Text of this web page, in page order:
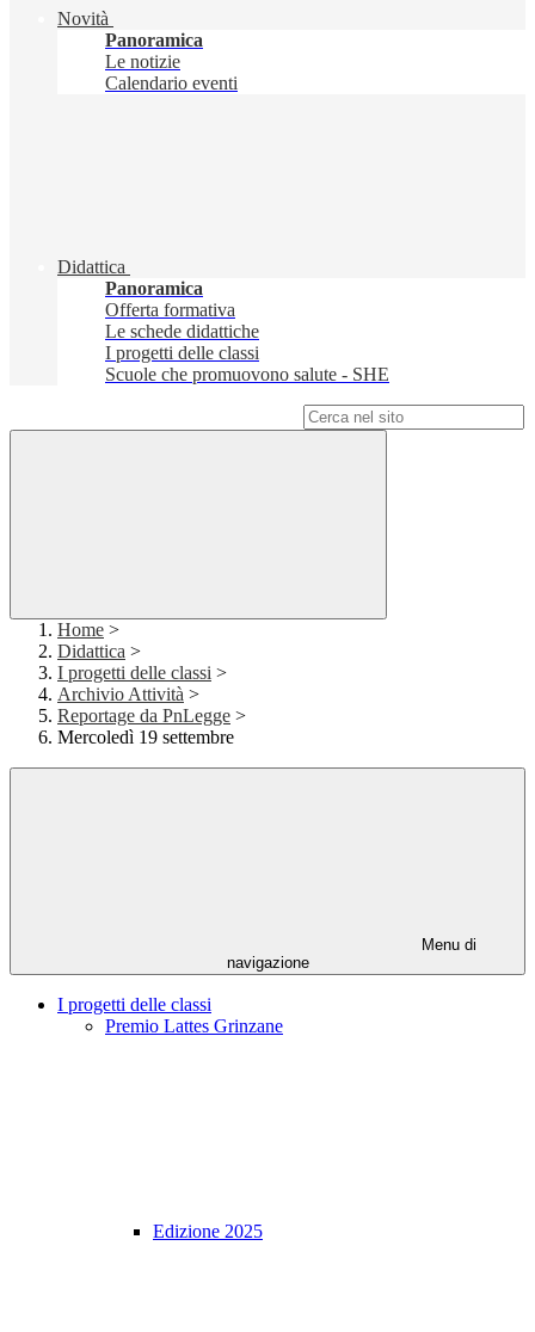
Novità
Panoramica
Le notizie
Calendario eventi
Didattica
Panoramica
Offerta formativa
Le schede didattiche
I progetti delle classi
Scuole che promuovono salute - SHE
Home >
Didattica >
I progetti delle classi >
Archivio Attività >
Reportage da PnLegge >
Mercoledì 19 settembre
Menu di
navigazione
I progetti delle classi
Premio Lattes Grinzane
Edizione 2025